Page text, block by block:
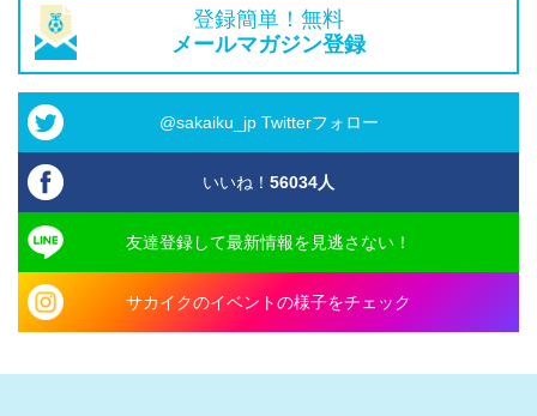
登録簡単！無料
メールマガジン登録
@sakaiku_jp Twitterフォロー
いいね！ 56034人
友達登録して最新情報を見逃さない！
サカイクのイベントの様子をチェック